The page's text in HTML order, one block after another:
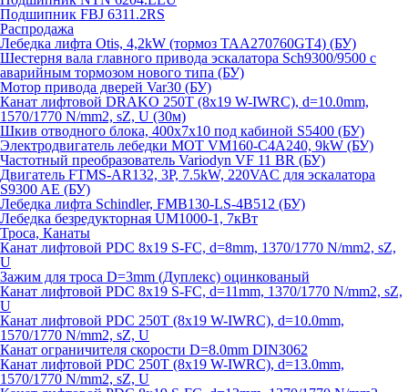
Подшипник FBJ 6311.2RS
Распродажа
Лебедка лифта Otis, 4,2kW (тормоз TAA270760GT4) (БУ)
Шестерня вала главного привода эскалатора Sch9300/9500 с
аварийным тормозом нового типа (БУ)
Мотор привода дверей Var30 (БУ)
Канат лифтовой DRAKO 250T (8x19 W-IWRC), d=10.0mm,
1570/1770 N/mm2, sZ, U (30м)
Шкив отводного блока, 400х7х10 под кабиной S5400 (БУ)
Электродвигатель лебедки MOT VM160-C4A240, 9kW (БУ)
Частотный преобразователь Variodyn VF 11 BR (БУ)
Двигатель FTMS-AR132, 3P, 7.5kW, 220VAC для эскалатора
S9300 AE (БУ)
Лебедка лифта Schindler, FMB130-LS-4B512 (БУ)
Лебедка безредукторная UM1000-1, 7кВт
Троса, Канаты
Канат лифтовой PDC 8x19 S-FC, d=8mm, 1370/1770 N/mm2, sZ,
U
Зажим для троса D=3mm (Дуплекс) оцинкованый
Канат лифтовой PDC 8x19 S-FC, d=11mm, 1370/1770 N/mm2, sZ,
U
Канат лифтовой PDC 250T (8x19 W-IWRC), d=10.0mm,
1570/1770 N/mm2, sZ, U
Канат ограничителя скорости D=8.0mm DIN3062
Канат лифтовой PDC 250T (8x19 W-IWRC), d=13.0mm,
1570/1770 N/mm2, sZ, U